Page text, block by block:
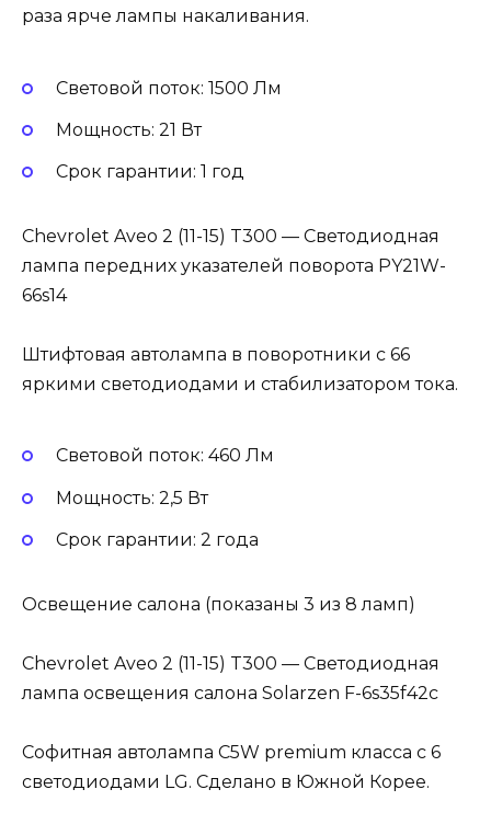
раза ярче лампы накаливания.
Световой поток: 1500 Лм
Мощность: 21 Вт
Cрок гарантии: 1 год
Chevrolet Aveo 2 (11-15) T300 — Светодиодная
лампа передних указателей поворота PY21W-
66s14
Штифтовая автолампа в поворотники с 66
яркими светодиодами и стабилизатором тока.
Световой поток: 460 Лм
Мощность: 2,5 Вт
Cрок гарантии: 2 года
Освещение салона (показаны 3 из 8 ламп)
Chevrolet Aveo 2 (11-15) T300 — Светодиодная
лампа освещения салона Solarzen F-6s35f42c
Софитная автолампа C5W premium класса с 6
светодиодами LG. Сделано в Южной Корее.